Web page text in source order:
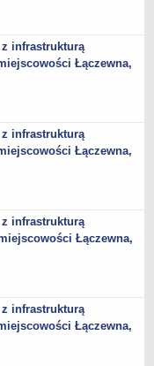
ochrony środowiska
infrastrukturą
Łączewna,
infrastrukturą
Łączewna,
infrastrukturą
Łączewna,
infrastrukturą
Łączewna,